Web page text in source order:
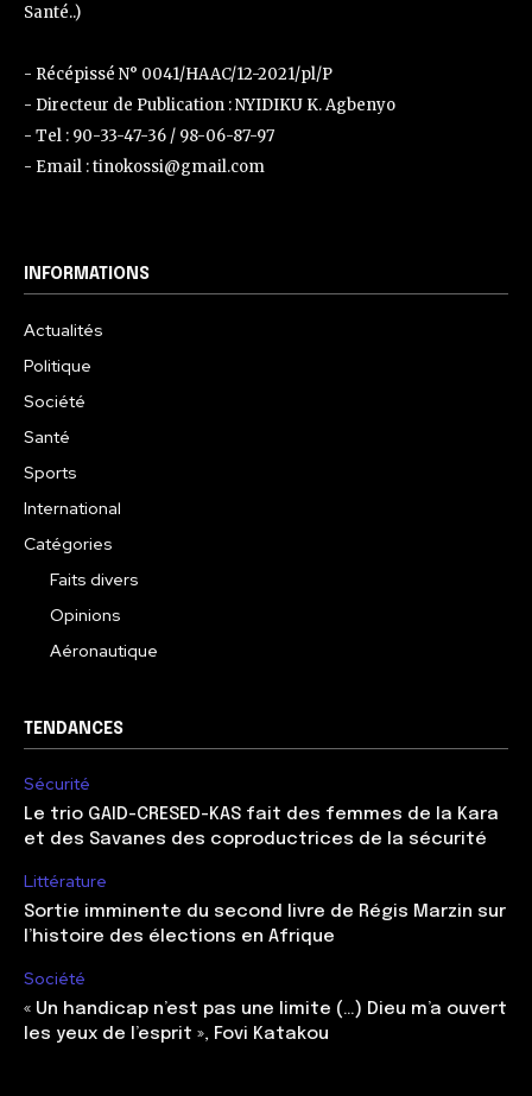
Santé..)
- Récépissé N° 0041/HAAC/12-2021/pl/P
- Directeur de Publication : NYIDIKU K. Agbenyo
- Tel : 90-33-47-36 / 98-06-87-97
- Email : tinokossi@gmail.com
INFORMATIONS
Actualités
Politique
Société
Santé
Sports
International
Catégories
Faits divers
Opinions
Aéronautique
TENDANCES
Sécurité
Le trio GAID-CRESED-KAS fait des femmes de la Kara
et des Savanes des coproductrices de la sécurité
Littérature
Sortie imminente du second livre de Régis Marzin sur
l’histoire des élections en Afrique
Société
« Un handicap n’est pas une limite (…) Dieu m’a ouvert
les yeux de l’esprit », Fovi Katakou